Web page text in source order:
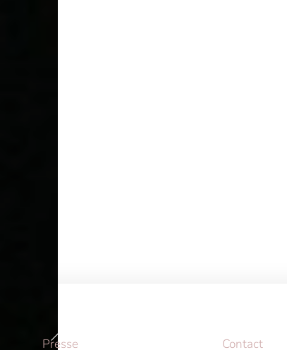
Back
Presse Contact